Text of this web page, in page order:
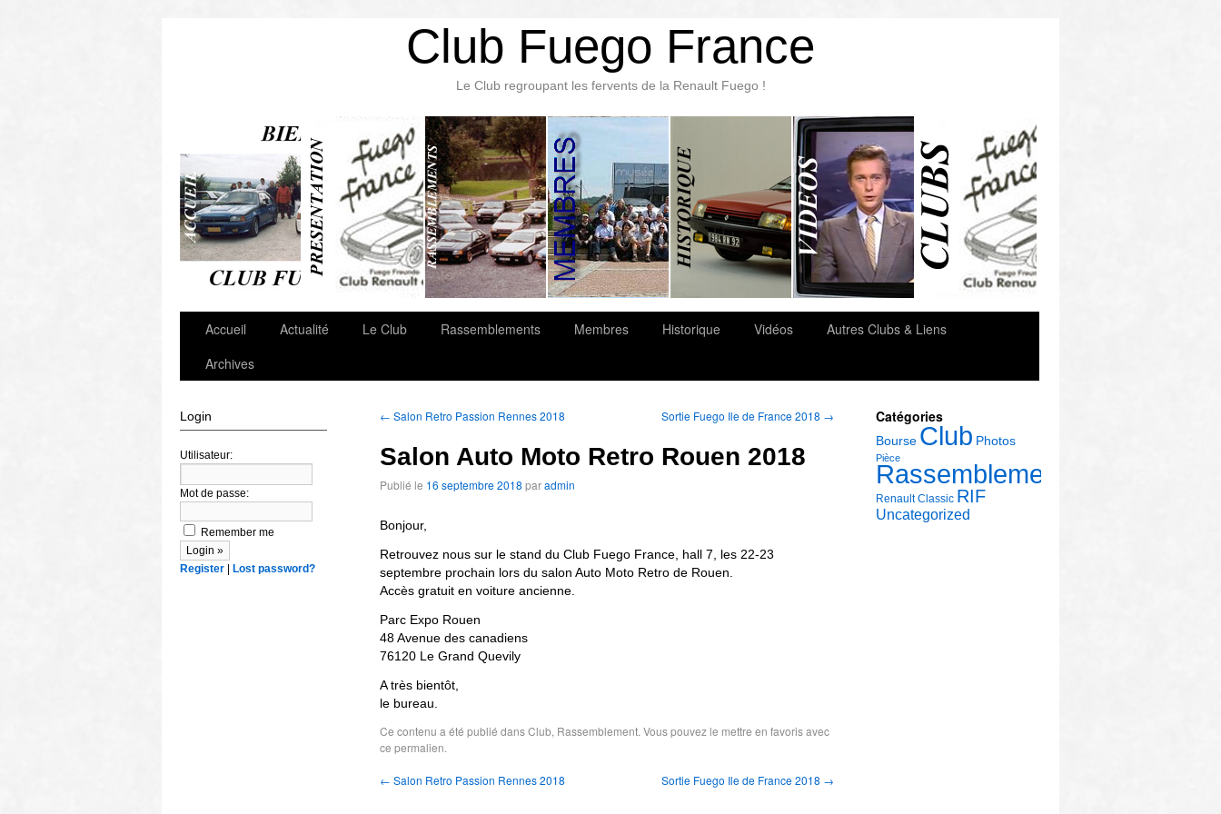
Club Fuego France
Le Club regroupant les fervents de la Renault Fuego !
Accueil Actualité Le Club Rassemblements Membres Historique Vidéos
Autres Clubs & Liens
Archives
Login
Utilisateur:
Mot de passe:
Remember me
Register Lost password?
Catégories
Bourse Club Photos
Pièce
Rassemblement
Renault Classic RIF
Uncategorized
← Salon Retro Passion Rennes 2018 Sortie Fuego Ile de France 2018 →
Salon Auto Moto Retro Rouen 2018
Publié le 16 septembre 2018 paradmin
Bonjour,
Retrouvez nous sur le stand du Club Fuego France, hall 7, les 22-23
septembre prochain lors du salon Auto Moto Retro de Rouen.
Accès gratuit en voiture ancienne.
Parc Expo Rouen
48 Avenue des canadiens
76120 Le Grand Quevily
A très bientôt,
le bureau.
Ce contenu a été publié dansClub, Rassemblement. Vous pouvez le mettre en favoris avec
ce permalien.
← Salon Retro Passion Rennes 2018 Sortie Fuego Ile de France 2018 →